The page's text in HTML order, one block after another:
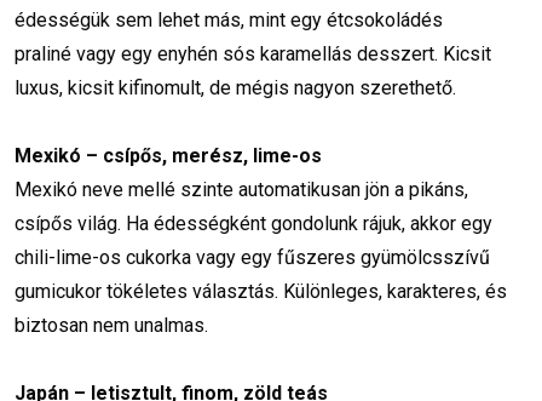
édességük sem lehet más, mint egy étcsokoládés
praliné vagy egy enyhén sós karamellás desszert. Kicsit
luxus, kicsit kifinomult, de mégis nagyon szerethető.
Mexikó – csípős, merész, lime-os
Mexikó neve mellé szinte automatikusan jön a pikáns,
csípős világ. Ha édességként gondolunk rájuk, akkor egy
chili-lime-os cukorka vagy egy fűszeres gyümölcsszívű
gumicukor tökéletes választás. Különleges, karakteres, és
biztosan nem unalmas.
Japán – letisztult, finom, zöld teás